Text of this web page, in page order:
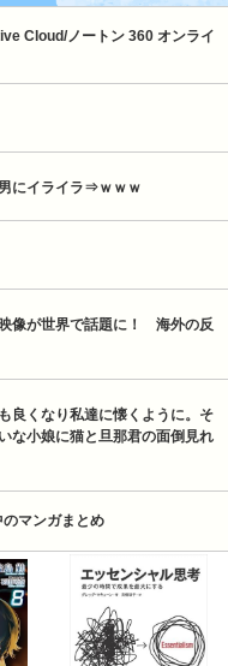
Cloud/ノートン 360 オンライ
にイライラ⇒ｗｗｗ
像が世界で話題に！　海外の反
良くなり私達に懐くように。そ
な小娘に猫と旦那君の面倒見れ
マンガまとめ